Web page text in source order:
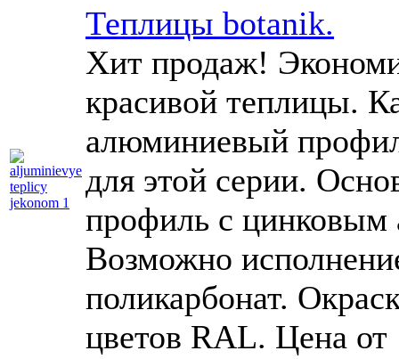
Теплицы botanik.
Хит продаж!
красивой теплицы.
алюминиевый
для этой серии.
профиль с цинковым
Возможно
поликарбонат.
цветов RAL. Цена